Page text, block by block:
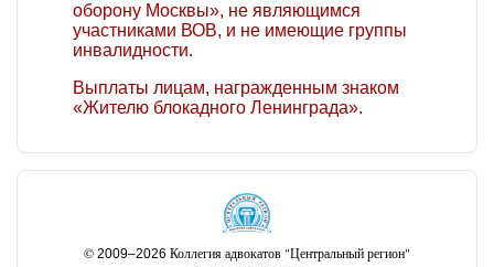
оборону Москвы», не являющимся
участниками ВОВ, и не имеющие группы
инвалидности.
Выплаты лицам, награжденным знаком
«Жителю блокадного Ленинграда».
© 2009–2026 Коллегия адвокатов "Центральный регион"